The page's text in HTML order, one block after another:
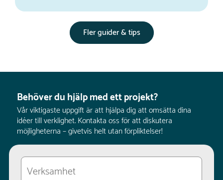
Fler guider & tips
Behöver du hjälp med ett projekt?
Vår viktigaste uppgift är att hjälpa dig att omsätta dina
idéer till verklighet. Kontakta oss för att diskutera
möjligheterna – givetvis helt utan förpliktelser!